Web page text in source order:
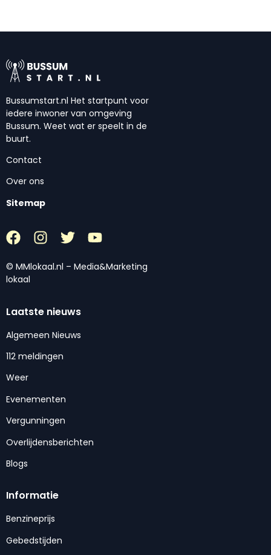
Bussumstart.nl Het startpunt voor
iedere inwoner van omgeving
Bussum. Weet wat er speelt in de
buurt.
Contact
Over ons
Sitemap
© MMlokaal.nl – Media&Marketing
lokaal
Laatste nieuws
Algemeen Nieuws
112 meldingen
Weer
Evenementen
Vergunningen
Overlijdensberichten
Blogs
Informatie
Benzineprijs
Gebedstijden